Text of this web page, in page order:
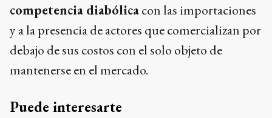
competencia diabólicacon las importaciones
y a la presencia de actores que comercializan por
debajo de sus costos con el solo objeto de
mantenerse en el mercado.
Puede interesarte